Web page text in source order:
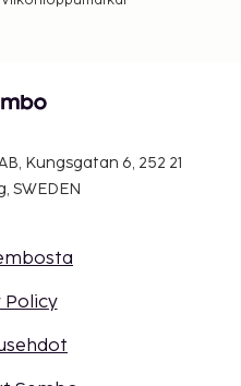
Kungsgatan 6, 252 21
SWEDEN
Policy